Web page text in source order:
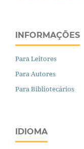
INFORMAÇÕES
Para Leitores
Para Autores
Para Bibliotecários
IDIOMA